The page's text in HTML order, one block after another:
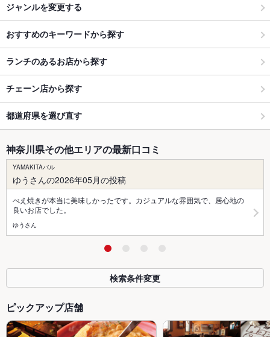
ジャンルを変更する
おすすめのキーワードから探す
ランチのあるお店から探す
チェーン店から探す
都道府県を選び直す
神奈川県その他エリアの最新口コミ
YAMAKITAバル
ゆうさんの2026年05月の投稿
べえ焼きが本当に美味しかったです。カジュアルな雰囲気で、居心地の
良いお店でした。
ゆうさん
検索条件変更
ピックアップ店舗